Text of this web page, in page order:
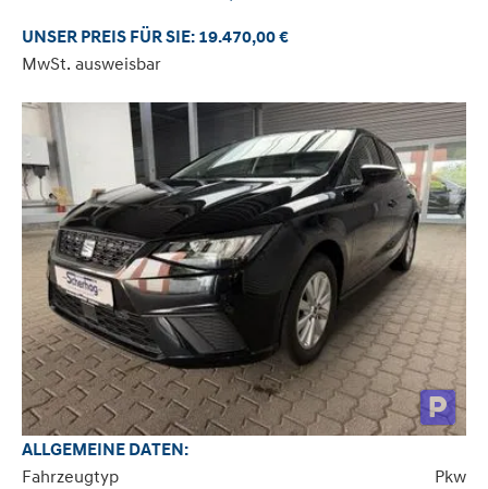
UNSER PREIS FÜR SIE: 19.470,00 €
MwSt. ausweisbar
ALLGEMEINE DATEN:
Fahrzeugtyp
Pkw